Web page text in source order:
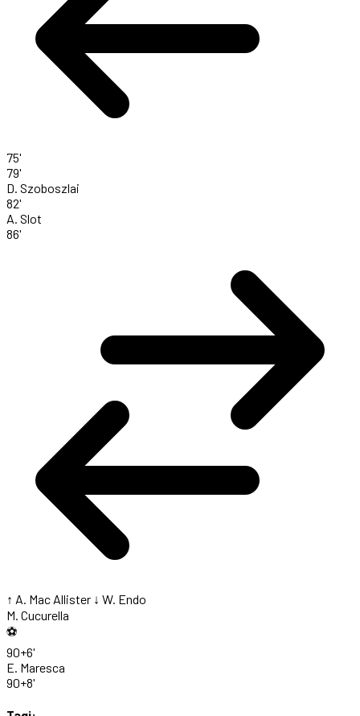
75'
79'
D. Szoboszlai
82'
A. Slot
86'
↑ A. Mac Allister ↓ W. Endo
M. Cucurella
⚽
90+6'
E. Maresca
90+8'